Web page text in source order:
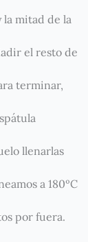
mitad de la
el resto de
terminar,
llenarlas
a 180ºC
por fuera.